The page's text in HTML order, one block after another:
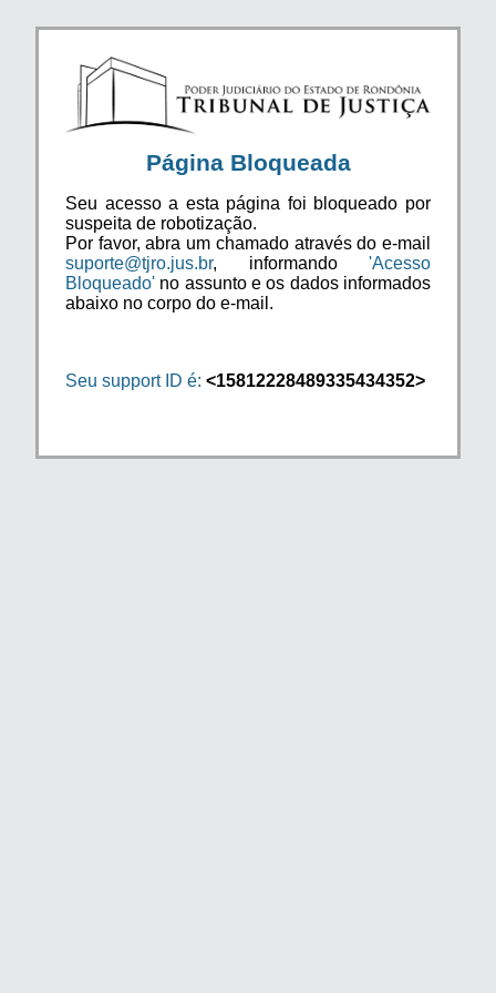
Página Bloqueada
Seu acesso a esta página foi bloqueado por
suspeita de robotização.
Por favor, abra um chamado através do e-mail
suporte@tjro.jus.br, informando 'Acesso
Bloqueado' no assunto e os dados informados
abaixo no corpo do e-mail.
Seu support ID é: <15812228489335434352>